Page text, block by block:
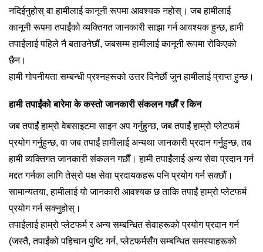
नदिईनुहोस् वा हामीलाई कानूनी रूपमा आवश्यक नहोस्। जब हामीलाई
कानूनी रूपमा तपाईंको व्यक्तिगत जानकारी साझा गर्न आवश्यक हुन्छ, हामी
तपाईंलाई पहिले नै बताउनेछौं, जबसम्म हामीलाई कानूनी रूपमा रोकिएको
छैन।
हामी गोपनीयता सम्बन्धी प्रश्नहरूको उत्तर दिनेछौं जुन हामीलाई प्राप्त हुन्छ।
हामी तपाईंको बारेमा के कस्तो जानकारी संकलन गर्छौं र किन
जब तपाईं हाम्रो वेबसाइटमा साइन अप गर्नुहुन्छ, जब तपाईं हाम्रो प्लेटफर्म
प्रयोग गर्नुहुन्छ, वा जब तपाईं हामीलाई अन्यथा जानकारी प्रदान गर्नुहुन्छ, तब
हामी व्यक्तिगत जानकारी संकलन गर्छौं। हामी तपाईंलाई अन्य सेवा प्रदान गर्न
मद्दत गर्नका लागि तेस्रो पक्ष सेवा प्रदायकहरू पनि प्रयोग गर्न सक्छौं।
सामान्यतया, हामीलाई यो जानकारी आवश्यक छ ताकि तपाईं हाम्रो प्लेटफर्म
प्रयोग गर्न सक्नुहोस्।
तपाईंलाई हाम्रो प्लेटफर्म र अन्य सम्बन्धित सेवाहरूको प्रयोग प्रदान गर्न
(जस्तै, तपाईंको पहिचान पुष्टि गर्न, प्लेटफर्मसँग सम्बन्धित समस्याहरूको